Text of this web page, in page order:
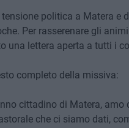
politica a Matera e
Per rasserenare gli
una lettera aperta a tutti i
completo della missiva:
cittadino di Matera, amo
che ci siamo dati,